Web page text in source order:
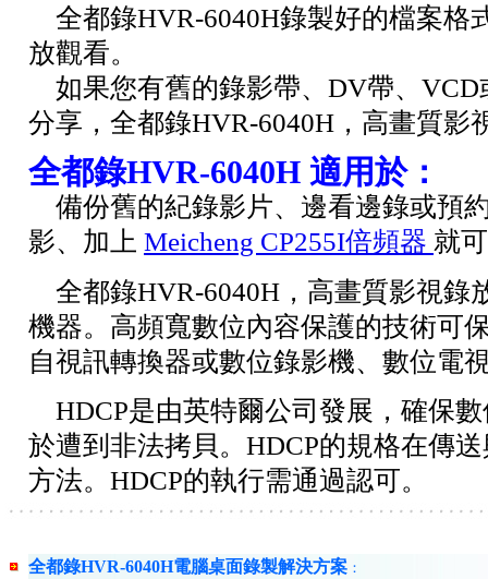
全都錄HVR-6040H錄製好的檔案格
放觀看。
如果您有舊的錄影帶、DV帶、VCD
分享，全都錄HVR-6040H，高畫質影
全都錄HVR-6040H 適用於：
備份舊的紀錄影片、邊看邊錄或預
影、加上 Meicheng CP255I倍頻器 就
全都錄HVR-6040H，高畫質影視錄
機器。高頻寬數位內容保護的技術可
自視訊轉換器或數位錄影機、數位電
HDCP是由英特爾公司發展，確保
於遭到非法拷貝。HDCP的規格在傳
方法。HDCP的執行需通過認可。
全都錄HVR-6040H電腦桌面錄製解決方案 ：